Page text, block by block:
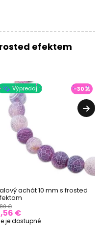
efektem
Výpredaj -30
achát 10 mm s frosted
€
€
je dostupné